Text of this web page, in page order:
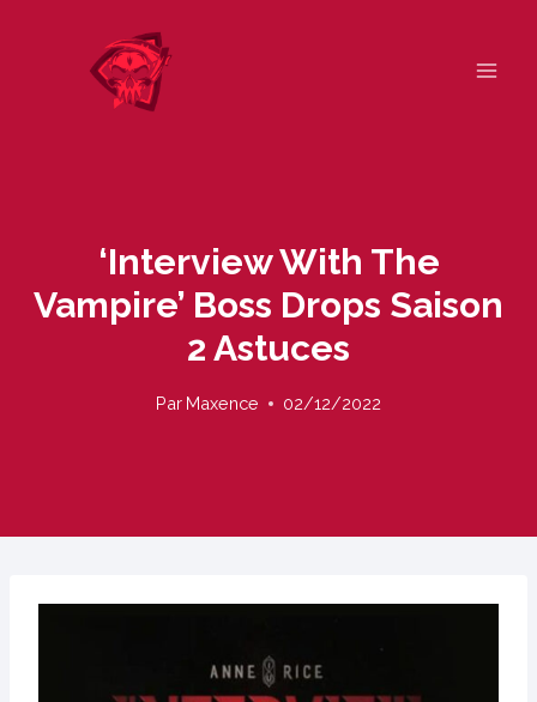
‘Interview With The
Vampire’ Boss Drops Saison
2 Astuces
Par Maxence 02/12/2022